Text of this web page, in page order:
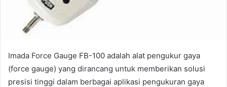
Imada Force Gauge FB-100 adalah alat pengukur gaya
(force gauge) yang dirancang untuk memberikan solusi
presisi tinggi dalam berbagai aplikasi pengukuran gaya